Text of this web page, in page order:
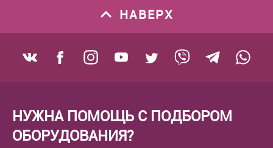
НАВЕРХ
НУЖНА ПОМОЩЬ С ПОДБОРОМ
ОБОРУДОВАНИЯ?